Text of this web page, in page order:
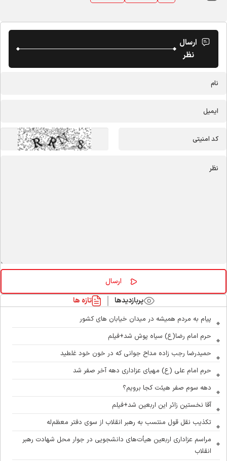
ارسال
نظر
پربازدیدها تازه ها
پیام به مردم همیشه در میدان خیابان های کشور
حرم امام رضا(ع) سیاه پوش شد+فیلم
حمیدرضا رجب زاده مداح جوانی که در خون خود غلطید
حرم امام علی (ع) مهیای عزاداری دهه آخر صفر شد
دهه سوم صفر هیئت کجا برویم؟
آقا نخستین زائر این اربعین شد+فیلم
تکذیب نقل قول منتسب به رهبر انقلاب از سوی دفتر معظم‌له
مراسم عزاداری اربعین هیأت‌های دانشجویی در جوار محل شهادت رهبر
انقلاب